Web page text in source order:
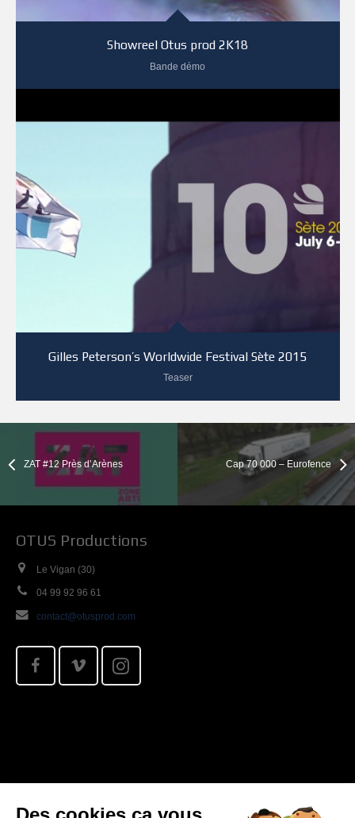
Showreel Otus prod 2K18
Bande démo
Gilles Peterson’s Worldwide Festival Sète 2015
Teaser
ZAT #12 Près d’Arènes Cap 70 000 – Eurofence
OTUS Productions
Le Vigan (30)
04 99 92 96 61
contact@otusprod.com
Otus productions © 2016 Tous droits réservés.